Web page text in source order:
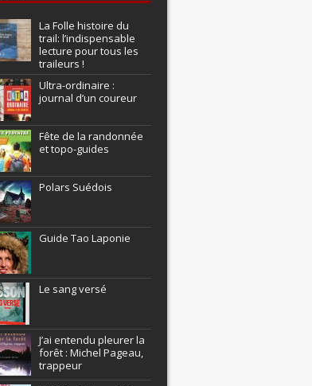
La Folle histoire du
trail: l’indispensable
lecture pour tous les
traileurs !
Ultra-ordinaire :
journal d’un coureur
Fête de la randonnée
et topo-guides
Polars Suédois
Guide Tao Laponie
Le sang versé
J’ai entendu pleurer la
forêt : Michel Pageau,
trappeur